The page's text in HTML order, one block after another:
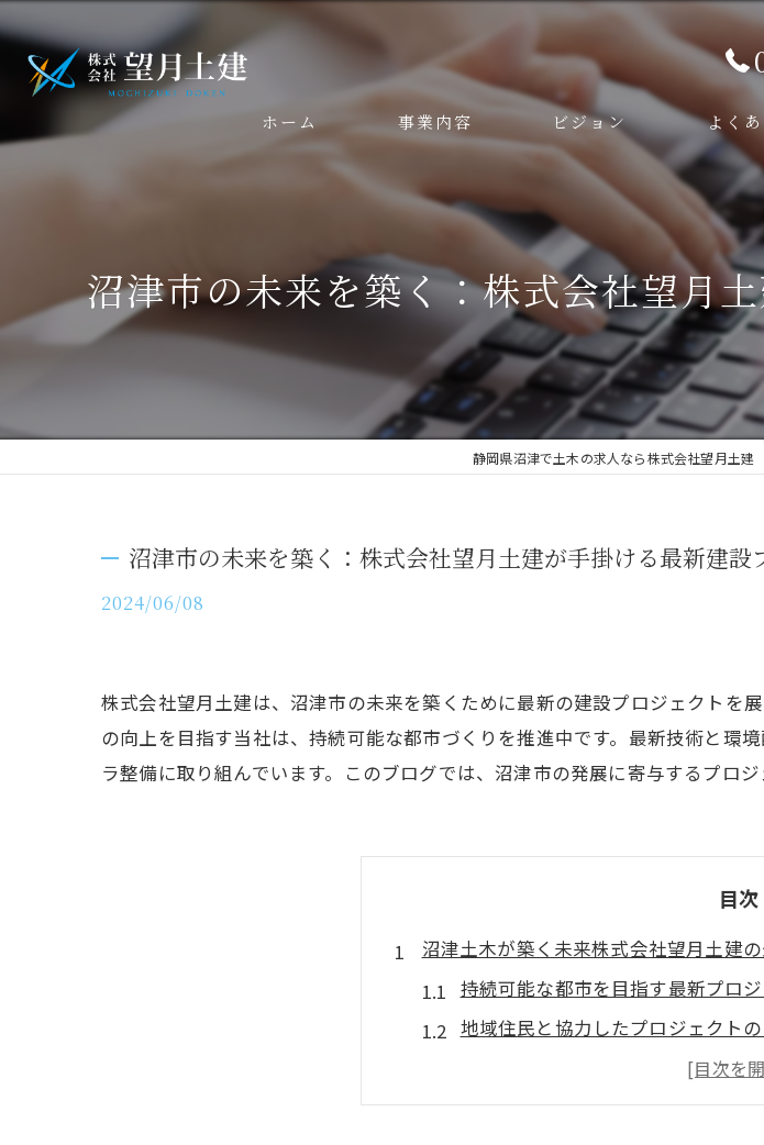
ホーム 事業内容 ビジョン よく
沼津市の未来を築く：株式会社望月
静岡県沼津で土木の求人なら株式会社望月土建
沼津市の未来を築く：株式会社望月土建が手掛ける最新建設
2024/06/08
株式会社望月土建は、沼津市の未来を築くために最新の建設プロジェクトを
の向上を目指す当社は、持続可能な都市づくりを推進中です。最新技術と環
ラ整備に取り組んでいます。このブログでは、沼津市の発展に寄与するプロ
目次
沼津土木が築く未来株式会社望月土建
持続可能な都市を目指す最新プロ
地域住民と協力したプロジェクト
環境に優しい建設手法の導入
最新技術を駆使したインフラ整備